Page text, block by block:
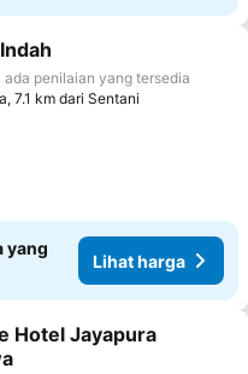
ke favorit
ada penilaian yang tersedia
7.1 km dari Sentani
yang
Lihat harga
ke favorit
Hotel Jayapura